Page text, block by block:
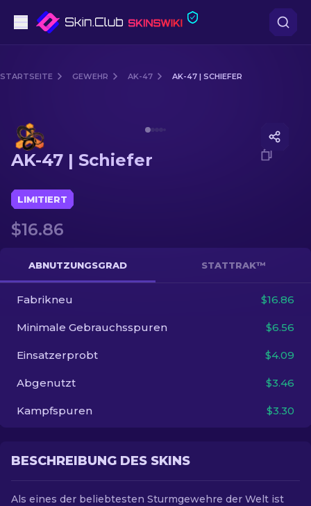
Scharfschützengewehr
Messer
Handschuh
Kisten
Andere
STARTSEITE GEWEHR AK-47 AK-47 | SCHIEFER
AK-47 | Schiefer
LIMITIERT
$16.86
ABNUTZUNGSGRAD STATTRAK™
Fabrikneu $16.86
Minimale Gebrauchsspuren $6.56
Einsatzerprobt $4.09
Abgenutzt $3.46
Kampfspuren $3.30
BESCHREIBUNG DES SKINS
Als eines der beliebtesten Sturmgewehre der Welt ist